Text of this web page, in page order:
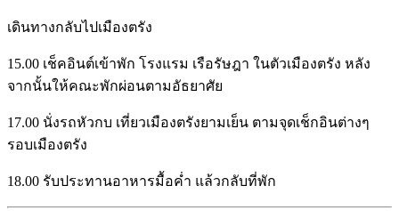
เดินทางกลับไปเมืองตรัง
15.00 เช็คอินต์เข้าพัก โรงแรม เรือรัษฎา ในตัวเมืองตรัง หลัง
จากนั้นให้คณะพักผ่อนตามอัธยาศัย
17.00 นั่งรถหัวกบ เที่ยวเมืองตรังยามเย็น ตามจุดเช็กอินต่างๆ
รอบเมืองตรัง
18.00 รับประทานอาหารมื้อค่ำ แล้วกลับที่พัก